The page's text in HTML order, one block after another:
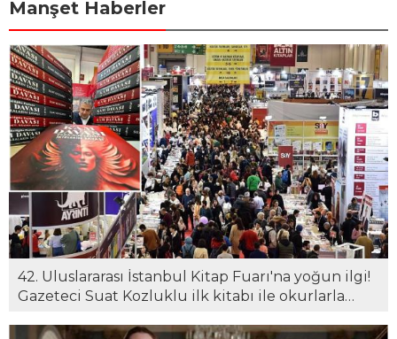
Manşet Haberler
42. Uluslararası İstanbul Kitap Fuarı'na yoğun ilgi!
Gazeteci Suat Kozluklu ilk kitabı ile okurlarla